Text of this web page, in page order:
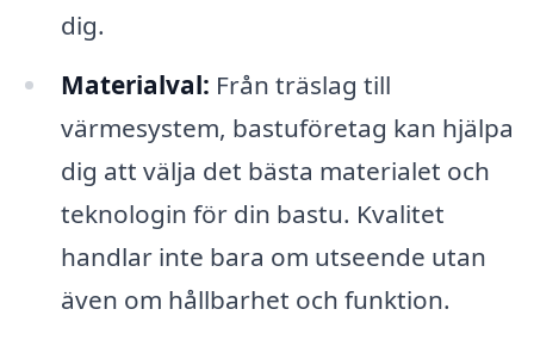
dig.
Materialval: Från träslag till
värmesystem, bastuföretag kan hjälpa
dig att välja det bästa materialet och
teknologin för din bastu. Kvalitet
handlar inte bara om utseende utan
även om hållbarhet och funktion.